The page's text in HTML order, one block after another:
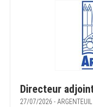
Directeur
27/07/2026 - ARGENTEUIL